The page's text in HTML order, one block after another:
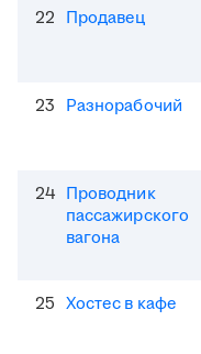
22 Продавец
23 Разнорабочий
24 Проводник
пассажирского
вагона
25 Хостес в кафе